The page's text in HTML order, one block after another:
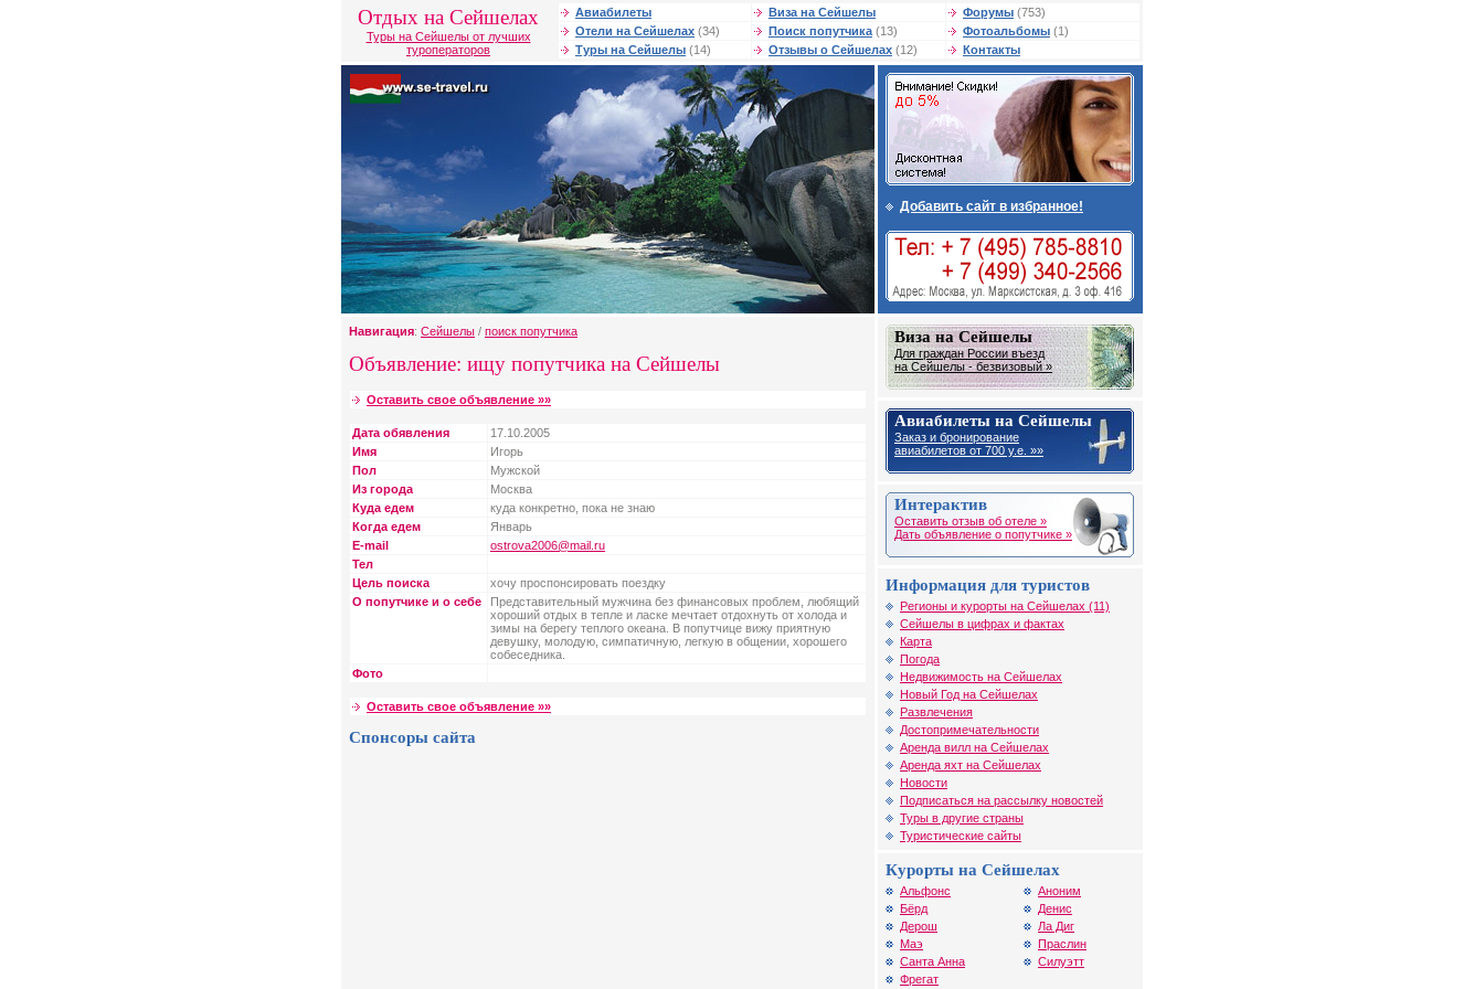
Отдых на Сейшелах
Туры на Сейшелы от лучших
туроператоров
Авиабилеты Виза на Сейшелы Форумы (753)
Отели на Сейшелах (34) Поиск попутчика (13) Фотоальбомы (1)
Туры на Сейшелы (14) Отзывы о Сейшелах (12) Контакты
Добавить сайт в избранное!
Навигация: Сейшелы / поиск попутчика
Объявление: ищу попутчика на Сейшелы
Оставить свое объявление »»
Дата обявления
17.10.2005
Имя
Игорь
Пол
Мужской
Из города
Москва
Куда едем
куда конкретно, пока не знаю
Когда едем
Январь
E-mail
ostrova2006@mail.ru
Тел
Цель поиска
хочу проспонсировать поездку
О попутчике и о себе
Представительный мужчина без финансовых проблем, любящий
хороший отдых в тепле и ласке мечтает отдохнуть от холода и
зимы на берегу теплого океана. В попутчице вижу приятную
девушку, молодую, симпатичную, легкую в общении, хорошего
собеседника.
Фото
Оставить свое объявление »»
Спонсоры сайта
Виза на Сейшелы
Для граждан России въезд
на Сейшелы - безвизовый »
Авиабилеты на Сейшелы
Заказ и бронирование
авиабилетов от 700 у.е. »»
Интерактив
Оставить отзыв об отеле »
Дать объявление о попутчике »
Информация для туристов
Регионы и курорты на Сейшелах (11)
Сейшелы в цифрах и фактах
Карта
Погода
Недвижимость на Сейшелах
Новый Год на Сейшелах
Развлечения
Достопримечательности
Аренда вилл на Сейшелах
Аренда яхт на Сейшелах
Новости
Подписаться на рассылку новостей
Туры в другие страны
Туристические сайты
Курорты на Сейшелах
Альфонс
Бёрд
Дерош
Маэ
Санта Анна
Фрегат
Аноним
Денис
Ла Диг
Праслин
Силуэтт